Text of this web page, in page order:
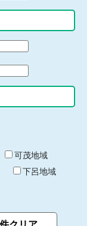
可茂地域
下呂地域